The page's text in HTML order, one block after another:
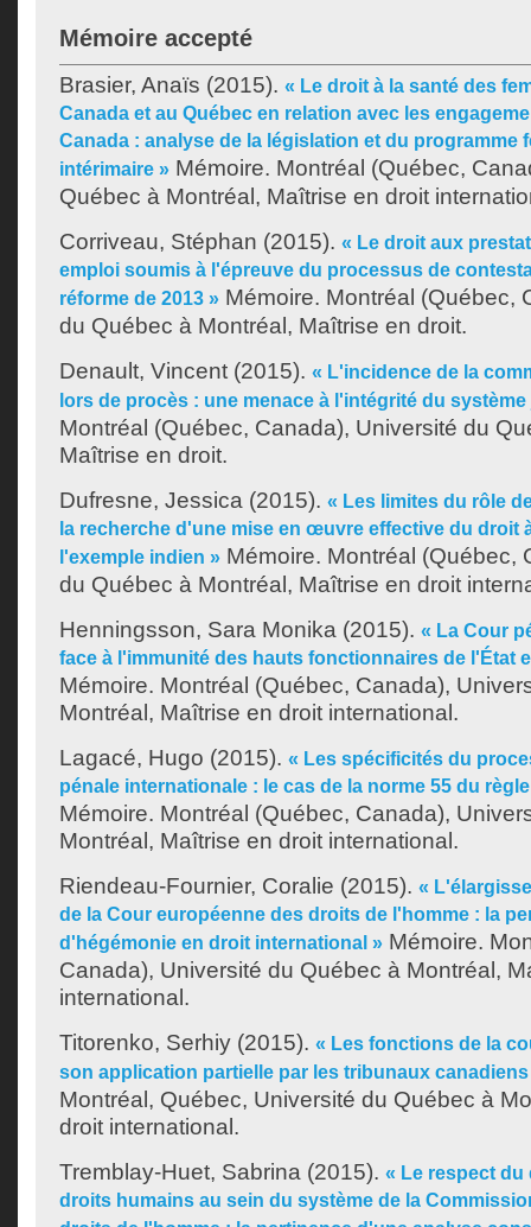
Mémoire accepté
Brasier, Anaïs (2015). « Le droit à la santé des
Canada et au Québec en relation avec les
Canada : analyse de la législation et du programme
intérimaire » Mémoire. Montréal (Québec,
Québec à Montréal, Maîtrise en droit
Corriveau, Stéphan (2015). « Le droit aux
emploi soumis à l'épreuve du processus de
réforme de 2013 » Mémoire. Montréal (Québec,
du Québec à Montréal, Maîtrise en droit.
Denault, Vincent (2015). « L'incidence de la
lors de procès : une menace à l'intégrité du
Montréal (Québec, Canada), Université du
Maîtrise en droit.
Dufresne, Jessica (2015). « Les limites du rôle
la recherche d'une mise en œuvre effective du droit
l'exemple indien » Mémoire. Montréal (Québec,
du Québec à Montréal, Maîtrise en droit
Henningsson, Sara Monika (2015). « La Cour
face à l'immunité des hauts fonctionnaires de l'État
Mémoire. Montréal (Québec, Canada),
Montréal, Maîtrise en droit international.
Lagacé, Hugo (2015). « Les spécificités du
pénale internationale : le cas de la norme 55 du
Mémoire. Montréal (Québec, Canada),
Montréal, Maîtrise en droit international.
Riendeau-Fournier, Coralie (2015). «
de la Cour européenne des droits de l'homme : la
d'hégémonie en droit international » Mémoire.
Canada), Université du Québec à Montréal,
international.
Titorenko, Serhiy (2015). « Les fonctions de la
son application partielle par les tribunaux canadiens
Montréal, Québec, Université du Québec à
droit international.
Tremblay-Huet, Sabrina (2015). « Le respect
droits humains au sein du système de la